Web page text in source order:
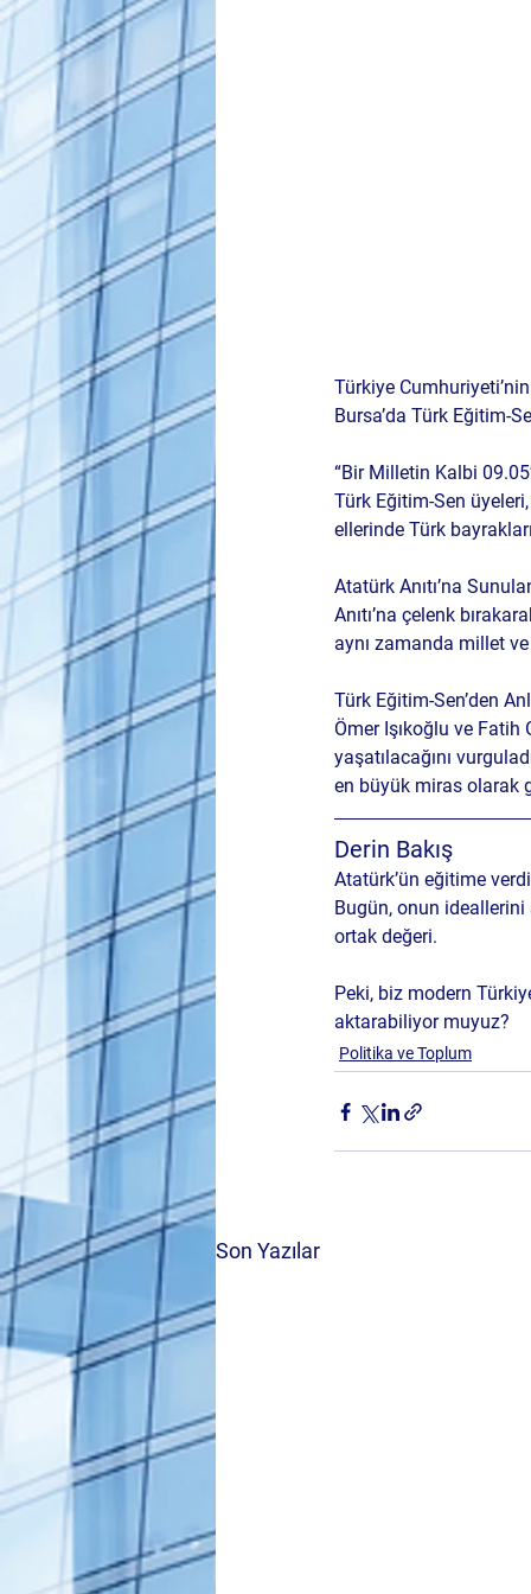
Türkiye
Bursa’da Türk Eğitim-
“Bir Milletin Kalbi
Türk Eğitim-Sen
ellerinde Türk
Atatürk Anıtı’na
Anıtı’na çelenk
aynı zamanda millet
Türk Eğitim-Sen’den
Ömer Işıkoğlu ve Fatih
yaşatılacağını
en büyük miras olarak
Derin Bakış
Atatürk’ün eğitime
Bugün, onun
ortak değeri.
Peki, biz modern
aktarabiliyor muyuz?
Politika ve Toplum
Son Yazılar